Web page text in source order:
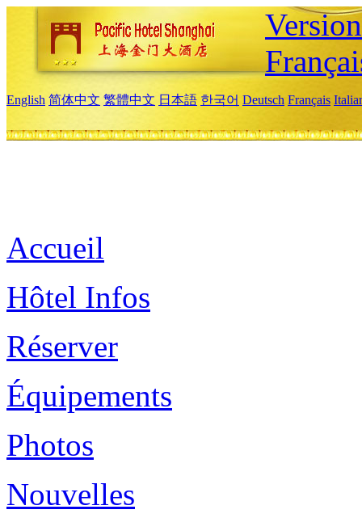
English 简体中文 繁體中文 日本語 한국어 Deutsch Français
Accueil
Hôtel Infos
Réserver
Équipements
Photos
Nouvelles